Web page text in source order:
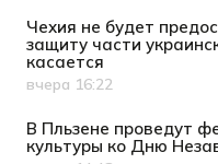
Чехия не будет
защиту части
касается
Дата публикации
вчера 16:22
В Пльзене проведут
культуры ко Дню